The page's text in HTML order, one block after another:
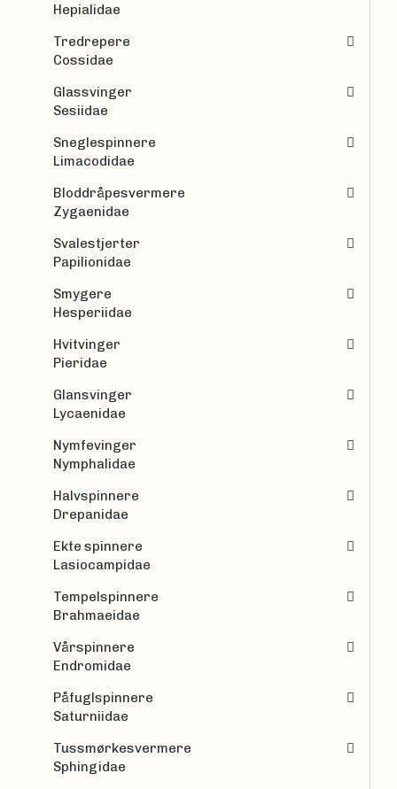
Hepialidae
Tredrepere
Cossidae
Glassvinger
Sesiidae
Sneglespinnere
Limacodidae
Bloddråpesvermere
Zygaenidae
Svalestjerter
Papilionidae
Smygere
Hesperiidae
Hvitvinger
Pieridae
Glansvinger
Lycaenidae
Nymfevinger
Nymphalidae
Halvspinnere
Drepanidae
Ekte spinnere
Lasiocampidae
Tempelspinnere
Brahmaeidae
Vårspinnere
Endromidae
Påfuglspinnere
Saturniidae
Tussmørkesvermere
Sphingidae